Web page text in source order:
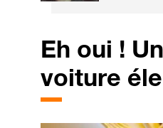
Eh oui !
voiture